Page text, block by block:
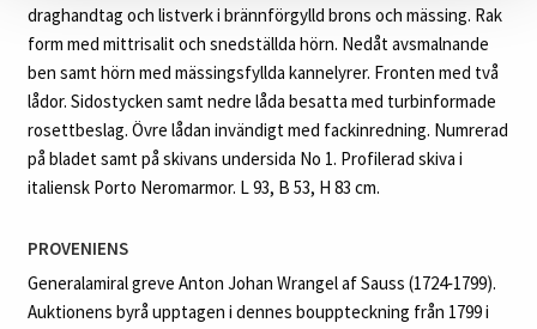
draghandtag och listverk i brännförgylld brons och mässing. Rak
form med mittrisalit och snedställda hörn. Nedåt avsmalnande
ben samt hörn med mässingsfyllda kannelyrer. Fronten med två
lådor. Sidostycken samt nedre låda besatta med turbinformade
rosettbeslag. Övre lådan invändigt med fackinredning. Numrerad
på bladet samt på skivans undersida No 1. Profilerad skiva i
italiensk Porto Neromarmor. L 93, B 53, H 83 cm.
PROVENIENS
Generalamiral greve Anton Johan Wrangel af Sauss (1724‑1799).
Auktionens byrå upptagen i dennes bouppteckning från 1799 i